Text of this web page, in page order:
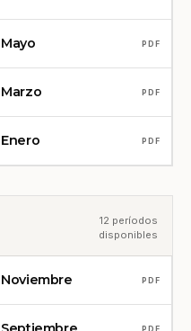
Mayo PDF
Marzo PDF
Enero PDF
12 períodos
disponibles
Noviembre PDF
PDF